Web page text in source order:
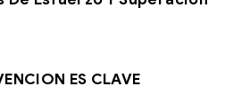
ES CLAVE